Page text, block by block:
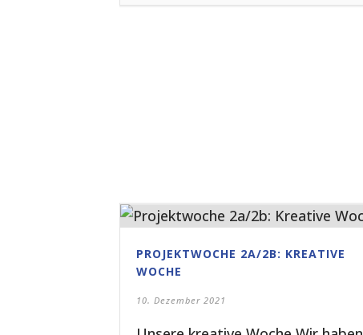
PROJEKTWOCHE 2A/2B: KREATIVE
WOCHE
10. Dezember 2021